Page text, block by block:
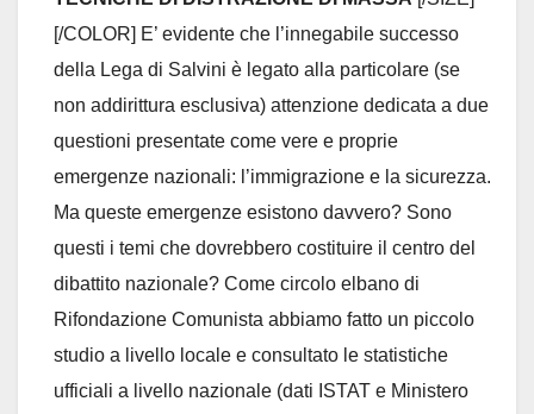
[/COLOR] E’ evidente che l’innegabile successo
della Lega di Salvini è legato alla particolare (se
non addirittura esclusiva) attenzione dedicata a due
questioni presentate come vere e proprie
emergenze nazionali: l’immigrazione e la sicurezza.
Ma queste emergenze esistono davvero? Sono
questi i temi che dovrebbero costituire il centro del
dibattito nazionale? Come circolo elbano di
Rifondazione Comunista abbiamo fatto un piccolo
studio a livello locale e consultato le statistiche
ufficiali a livello nazionale (dati ISTAT e Ministero